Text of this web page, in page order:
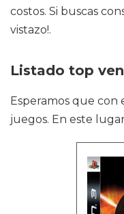
costos. Si buscas
vistazo!.
Listado top
Esperamos que
juegos. En este